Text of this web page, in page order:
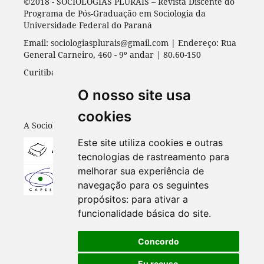
O nosso site usa
cookies
Este site utiliza cookies e outras
tecnologias de rastreamento para
melhorar sua experiência de
navegação para os seguintes
propósitos: para ativar a
funcionalidade básica do site.
Concordo
Programa de Pós-Graduação em Sociologia da
Universidade Federal do Paraná
Email: sociologiasplurais@gmail.com | Endereço: Rua
General Carneiro, 460 - 9º andar | 80.60-150
Curitiba - PR | Universidade Federal do Paraná
A Sociologias Plurais está indexada em: